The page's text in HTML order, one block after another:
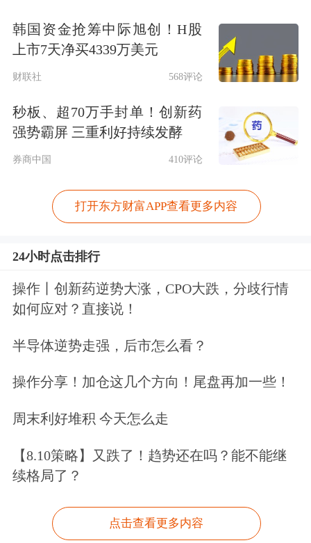
韩国资金抢筹中际旭创！H股
上市7天净买4339万美元
财联社 568评论
秒板、超70万手封单！创新药
强势霸屏 三重利好持续发酵
券商中国 410评论
打开东方财富APP查看更多内容
24小时点击排行
操作丨创新药逆势大涨，CPO大跌，分歧行情
如何应对？直接说！
半导体逆势走强，后市怎么看？
操作分享！加仓这几个方向！尾盘再加一些！
周末利好堆积 今天怎么走
【8.10策略】又跌了！趋势还在吗？能不能继
续格局了？
点击查看更多内容